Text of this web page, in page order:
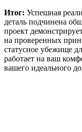
Итог: Успешная
деталь подчинена
проект
на проверенных
статусное убежище
работает на ваш
вашего идеального